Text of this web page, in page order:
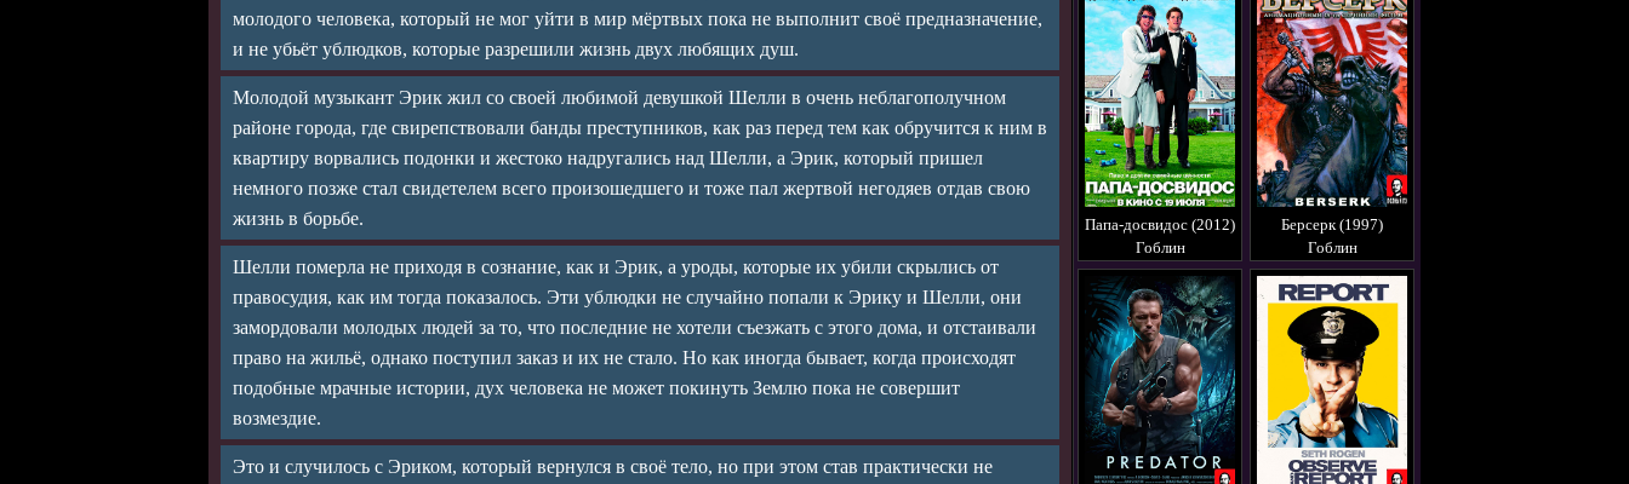
Папа-досвидос (2012)
Гоблин
Берсерк (1997)
Гоблин
молодого человека, который не мог уйти в мир мёртвых пока не выполнит своё предназначение,
и не убьёт ублюдков, которые разрешили жизнь двух любящих душ.
Молодой музыкант Эрик жил со своей любимой девушкой Шелли в очень неблагополучном
районе города, где свирепствовали банды преступников, как раз перед тем как обручится к ним в
квартиру ворвались подонки и жестоко надругались над Шелли, а Эрик, который пришел
немного позже стал свидетелем всего произошедшего и тоже пал жертвой негодяев отдав свою
жизнь в борьбе.
Шелли померла не приходя в сознание, как и Эрик, а уроды, которые их убили скрылись от
правосудия, как им тогда показалось. Эти ублюдки не случайно попали к Эрику и Шелли, они
замордовали молодых людей за то, что последние не хотели съезжать с этого дома, и отстаивали
право на жильё, однако поступил заказ и их не стало. Но как иногда бывает, когда происходят
подобные мрачные истории, дух человека не может покинуть Землю пока не совершит
возмездие.
Это и случилось с Эриком, который вернулся в своё тело, но при этом став практически не